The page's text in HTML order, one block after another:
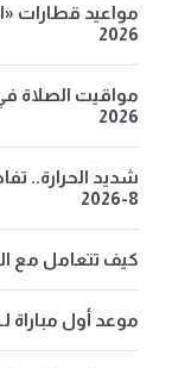
2026
2026
8-2026
كيف تتعامل مع
موعد أول مباراة